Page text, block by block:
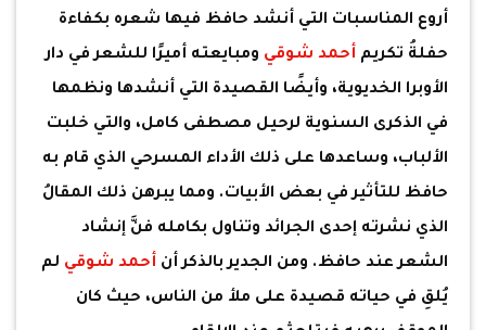
أروع المناسبات التي أنشد حافظ فيها شعره بكفاءة
حفلةُ تكريم أحمد شوقي ومبايعته أميرًا للشعر في دار
الأوبرا الخديوية، وأيضًا القصيدة التي أنشدها ونظمها
في الذكرى السنوية لرحيل مصطفى كامل، والتي خلبت
الألباب، وساعدها على ذلك الأداء المسرحي الذي قام به
حافظ للتأثير في بعض الأبيات. ومما يبرهن ذلك المقالُ
الذي نشرته إحدى الجرائد وتناول بكامله فنَّ إنشاد
الشعر عند حافظ. ومن الجدير بالذكر أن أحمد شوقي لم
يُلقِ في حياته قصيدة على ملأ من الناس، حيث كان